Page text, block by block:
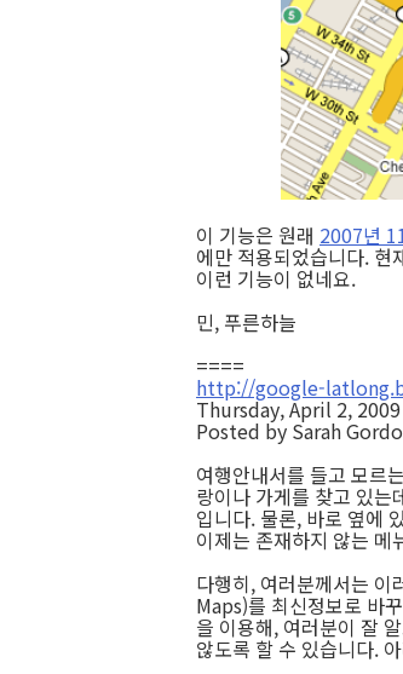
이 기능은 원래 2007년
에만 적용되었습니다. 현
이런 기능이 없네요.
민, 푸른하늘
====
http://google-
Thursday, April 2,
Posted by Sarah
여행안내서를 들고 모르
랑이나 가게를 찾고 있는
입니다. 물론, 바로 옆에
이제는 존재하지 않는 메
다행히, 여러분께서는
Maps)를 최신정보로 바
을 이용해, 여러분이 잘
않도록 할 수 있습니다.